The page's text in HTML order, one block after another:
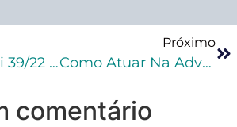
Projeto De Lei 39/22 Aumenta Pena Para Importunação Sexual Por Médicos
Próximo
Como Atuar Na Advocacia Criminal?
comentário